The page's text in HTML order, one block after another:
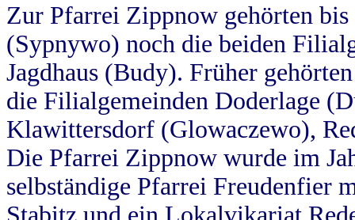
Zur Pfarrei Zippnow gehörten
(Sypnywo) noch die beiden
Jagdhaus (Budy). Früher
die Filialgemeinden Doderlage
Klawittersdorf (Glowaczewo),
Die Pfarrei Zippnow wurde im
selbständige Pfarrei Freudenfier